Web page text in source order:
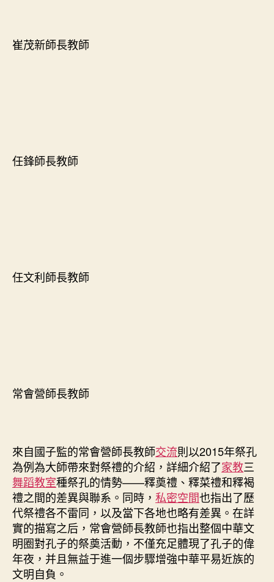
崔茂新師長教師
任鋒師長教師
任文利師長教師
常會營師長教師
來自國子監的常會營師長教師交流則以2015年祭孔
為例為大師帶來對祭禮的介紹，詳細介紹了家教三
舞蹈教室種祭孔的情勢——釋奠禮、釋菜禮和釋褐
禮之間的差異與聯系。同時， 私密空間也指出了歷
代祭禮各不雷同，以及當下各地也略有差異。在詳
實的描寫之后，常會營師長教師也指出整個中華文
明圈對孔子的祭奠活動，不僅充足體現了孔子的偉
年夜，并且無益于進一個步驟增強中華平易近族的
文明自負。